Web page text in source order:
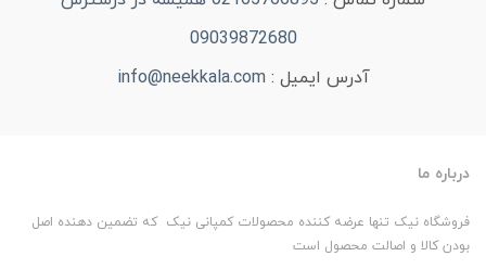
09039872680
آدرس ایمیل : info@neekkala.com
درباره ما
فروشگاه نیک تنها عرضه کننده محصولات کمپانی نیک که تضمین دهنده اصل
بودن کالا و اصالت محصول است